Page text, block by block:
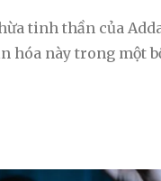
tinh thần của
hóa này trong một